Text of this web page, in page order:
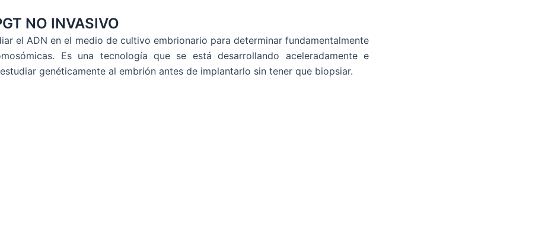
NO INVASIVO
el ADN en el medio de cultivo embrionario para determinar fundamentalmente
Es una tecnología que se está desarrollando aceleradamente e
genéticamente al embrión antes de implantarlo sin tener que biopsiar.